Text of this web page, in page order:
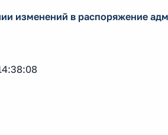
изменений в распоряжение